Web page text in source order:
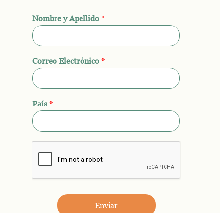
Nombre y Apellido *
Correo Electrónico *
País *
Enviar